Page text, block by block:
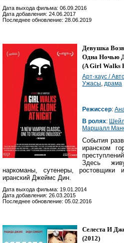
Дата выхода фильма: 06.09.2016
Дата добавления: 24.06.2017
Последнее обновление: 28.06.2019
Девушка
Одна Ночью
(A Girl Walks
Арт-хаус /
Ужасы драма
Режиссер:
В ролях:
Маршалл
События
иранском
Здесь
наркоманы, сутенеры, ростовщики
иранский Джеймс Дин.
Дата выхода фильма: 19.01.2014
Дата добавления: 26.03.2015
Последнее обновление: 05.02.2016
Селеста И
(2012)